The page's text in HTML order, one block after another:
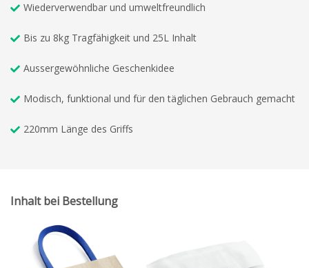
Wiederverwendbar und umweltfreundlich
Bis zu 8kg Tragfähigkeit und 25L Inhalt
Aussergewöhnliche Geschenkidee
Modisch, funktional und für den täglichen Gebrauch gemacht
220mm Länge des Griffs
Inhalt bei Bestellung